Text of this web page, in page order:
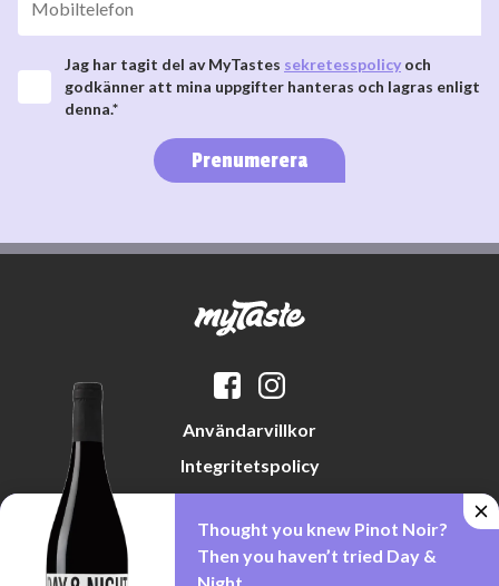
Jag har tagit del av MyTastes sekretesspolicy och
godkänner att mina uppgifter hanteras och lagras enligt
denna.*
Prenumerera
Användarvillkor
Integritetspolicy
Cookiepolicy
Thought you knew Pinot Noir?
Then you haven’t tried Day &